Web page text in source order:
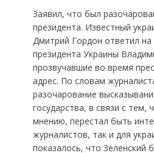
Заявил, что был
президента. Известный
Дмитрий Гордон ответил на
президента Украины
прозвучавшие во время
адрес. По словам
разочарование
государства, в связи с тем,
мнению, перестал быть
журналистов, так и для
показалось, что Зеленский